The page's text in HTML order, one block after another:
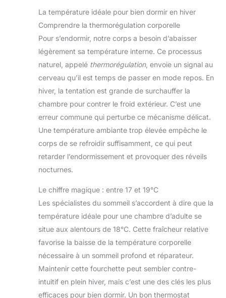
La température idéale pour bien dormir en hiver
Comprendre la thermorégulation corporelle
Pour s’endormir, notre corps a besoin d’abaisser
légèrement sa température interne. Ce processus
naturel, appelé thermorégulation, envoie un signal au
cerveau qu’il est temps de passer en mode repos. En
hiver, la tentation est grande de surchauffer la
chambre pour contrer le froid extérieur. C’est une
erreur commune qui perturbe ce mécanisme délicat.
Une température ambiante trop élevée empêche le
corps de se refroidir suffisamment, ce qui peut
retarder l’endormissement et provoquer des réveils
nocturnes.
Le chiffre magique : entre 17 et 19°C
Les spécialistes du sommeil s’accordent à dire que la
température idéale pour une chambre d’adulte se
situe aux alentours de 18°C. Cette fraîcheur relative
favorise la baisse de la température corporelle
nécessaire à un sommeil profond et réparateur.
Maintenir cette fourchette peut sembler contre-
intuitif en plein hiver, mais c’est une des clés les plus
efficaces pour bien dormir. Un bon thermostat